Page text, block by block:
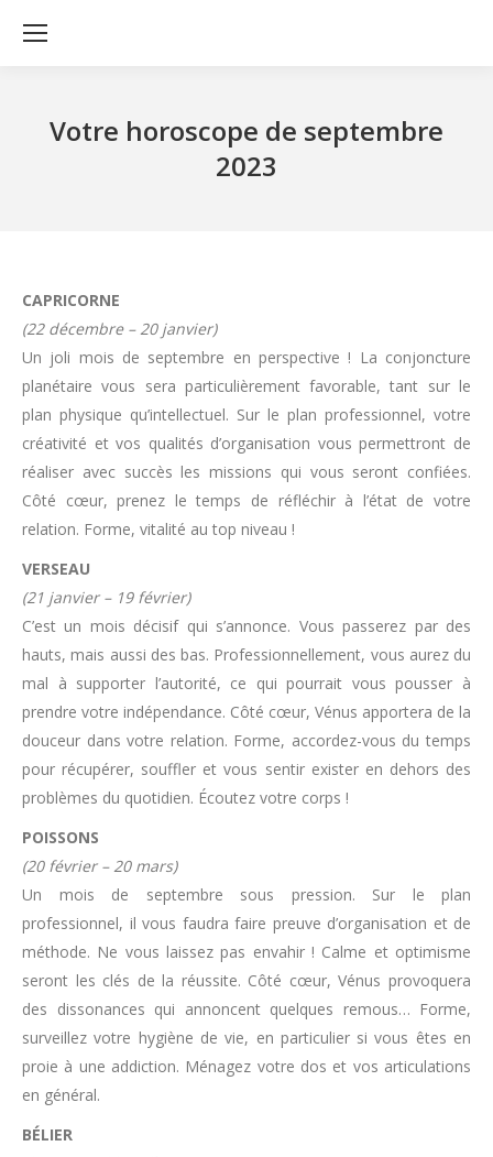
Votre horoscope de septembre
2023
CAPRICORNE
(22 décembre – 20 janvier)
Un joli mois de septembre en perspective ! La conjoncture
planétaire vous sera particulièrement favorable, tant sur le
plan physique qu’intellectuel. Sur le plan professionnel, votre
créativité et vos qualités d’organisation vous permettront de
réaliser avec succès les missions qui vous seront confiées.
Côté cœur, prenez le temps de réfléchir à l’état de votre
relation. Forme, vitalité au top niveau !
VERSEAU
(21 janvier – 19 février)
C’est un mois décisif qui s’annonce. Vous passerez par des
hauts, mais aussi des bas. Professionnellement, vous aurez du
mal à supporter l’autorité, ce qui pourrait vous pousser à
prendre votre indépendance. Côté cœur, Vénus apportera de la
douceur dans votre relation. Forme, accordez-vous du temps
pour récupérer, souffler et vous sentir exister en dehors des
problèmes du quotidien. Écoutez votre corps !
POISSONS
(20 février – 20 mars)
Un mois de septembre sous pression. Sur le plan
professionnel, il vous faudra faire preuve d’organisation et de
méthode. Ne vous laissez pas envahir ! Calme et optimisme
seront les clés de la réussite. Côté cœur, Vénus provoquera
des dissonances qui annoncent quelques remous… Forme,
surveillez votre hygiène de vie, en particulier si vous êtes en
proie à une addiction. Ménagez votre dos et vos articulations
en général.
BÉLIER